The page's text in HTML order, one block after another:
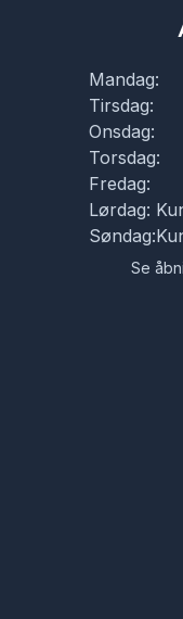
Mandag:
Tirsdag:
Onsdag:
Torsdag:
Fredag:
Lørdag:
Søndag:
Se